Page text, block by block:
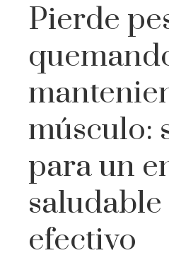
Pierde
músculo:
para un
saludable
efectivo